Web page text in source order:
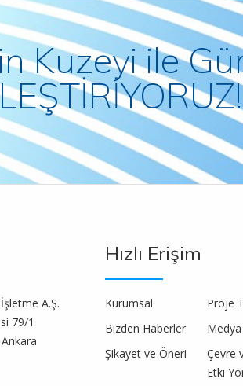
Kuzeyi ile
A.Ş.
79/1
Hızlı Erişim
Kurumsal
Proje
Bizden Haberler
Medya
Şikayet ve Öneri
Çevre
Etki